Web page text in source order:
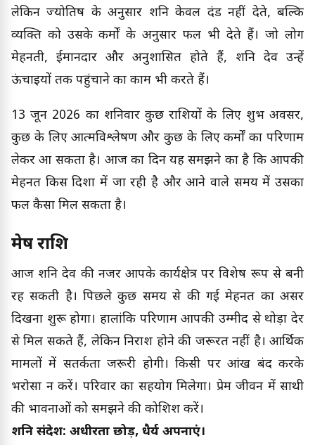
लेकिन ज्योतिष के अनुसार शनि केवल दंड नहीं देते, बल्कि
व्यक्ति को उसके कर्मों के अनुसार फल भी देते हैं। जो लोग
मेहनती, ईमानदार और अनुशासित होते हैं, शनि देव उन्हें
ऊंचाइयों तक पहुंचाने का काम भी करते हैं।
13 जून 2026 का शनिवार कुछ राशियों के लिए शुभ अवसर,
कुछ के लिए आत्मविश्लेषण और कुछ के लिए कर्मों का परिणाम
लेकर आ सकता है। आज का दिन यह समझने का है कि आपकी
मेहनत किस दिशा में जा रही है और आने वाले समय में उसका
फल कैसा मिल सकता है।
मेष राशि
आज शनि देव की नजर आपके कार्यक्षेत्र पर विशेष रूप से बनी
रह सकती है। पिछले कुछ समय से की गई मेहनत का असर
दिखना शुरू होगा। हालांकि परिणाम आपकी उम्मीद से थोड़ा देर
से मिल सकते हैं, लेकिन निराश होने की जरूरत नहीं है। आर्थिक
मामलों में सतर्कता जरूरी होगी। किसी पर आंख बंद करके
भरोसा न करें। परिवार का सहयोग मिलेगा। प्रेम जीवन में साथी
की भावनाओं को समझने की कोशिश करें।
शनि संदेश: अधीरता छोड़ें, धैर्य अपनाएं।